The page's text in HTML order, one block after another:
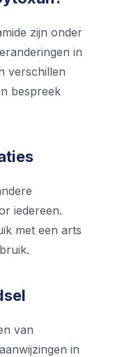
zijn onder
in
verschillen
bespreek
iedereen.
met een arts
van
in